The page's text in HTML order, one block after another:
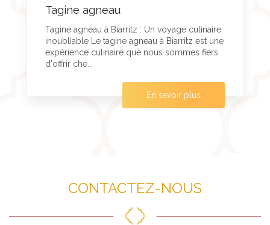
Tagine agneau
Tagine agneau à Biarritz : Un voyage culinaire
inoubliable Le tagine agneau à Biarritz est une
expérience culinaire que nous sommes fiers
d'offrir che...
En savoir plus
CONTACTEZ-NOUS